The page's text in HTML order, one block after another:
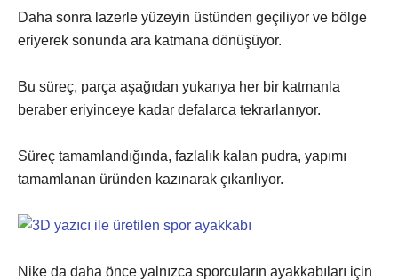
Daha sonra lazerle yüzeyin üstünden geçiliyor ve bölge
eriyerek sonunda ara katmana dönüşüyor.
Bu süreç, parça aşağıdan yukarıya her bir katmanla
beraber eriyinceye kadar defalarca tekrarlanıyor.
Süreç tamamlandığında, fazlalık kalan pudra, yapımı
tamamlanan üründen kazınarak çıkarılıyor.
Nike da daha önce yalnızca sporcuların ayakkabıları için